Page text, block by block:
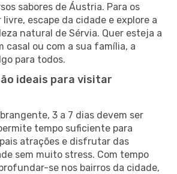
sabores de Áustria. Para os
escape da cidade e explore a
natural de Sérvia. Quer esteja a
casal ou com a sua família, a
para todos.
ideais para visitar
3 a 7 dias devem ser
tempo suficiente para
atrações e disfrutar das
sem muito stress. Com tempo
se nos bairros da cidade,